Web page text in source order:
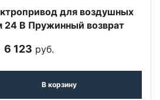
для воздушных
24 В Пружинный возврат
6 123 руб.
В корзину